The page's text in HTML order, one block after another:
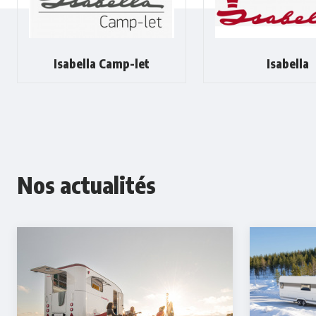
Isabella Camp-let Isabella
Nos actualités